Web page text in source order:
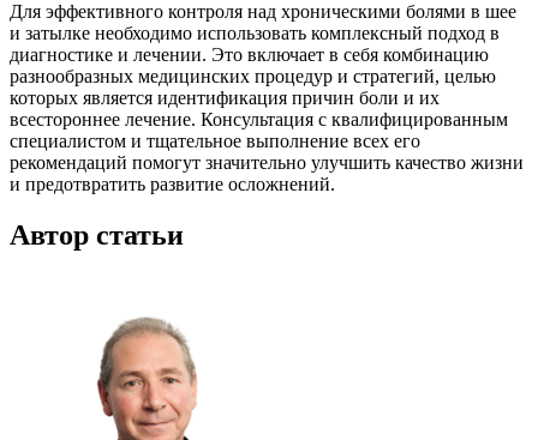
Для эффективного контроля над хроническими болями в шее
и затылке необходимо использовать комплексный подход в
диагностике и лечении. Это включает в себя комбинацию
разнообразных медицинских процедур и стратегий, целью
которых является идентификация причин боли и их
всестороннее лечение. Консультация с квалифицированным
специалистом и тщательное выполнение всех его
рекомендаций помогут значительно улучшить качество жизни
и предотвратить развитие осложнений.
Автор статьи